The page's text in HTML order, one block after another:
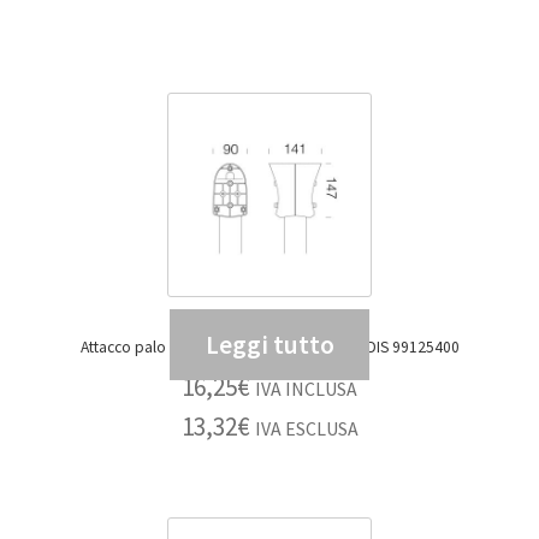
Attacco palo doppio GARDEN 453 NERO – DIS 99125400
16,25€ IVA INCLUSA
13,32€ IVA ESCLUSA
Leggi tutto